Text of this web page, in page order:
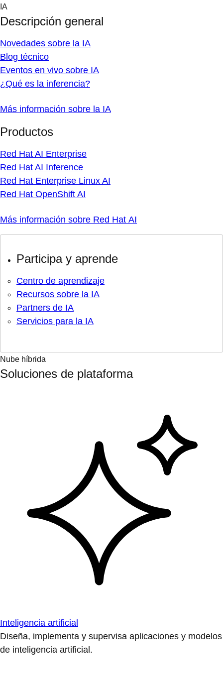
Skip
content
IA
Descripción general
Novedades sobre la IA
Blog técnico
Eventos en vivo sobre IA
¿Qué es la inferencia?
Más información sobre la IA
Productos
Red Hat AI Enterprise
Red Hat AI Inference
Red Hat Enterprise Linux AI
Red Hat OpenShift AI
Más información sobre Red Hat AI
Participa y aprende
Centro de aprendizaje
Recursos sobre la IA
Partners de IA
Servicios para la IA
Nube híbrida
Soluciones de plataforma
Inteligencia artificial
Diseña, implementa y supervisa aplicaciones y modelos
de inteligencia artificial.